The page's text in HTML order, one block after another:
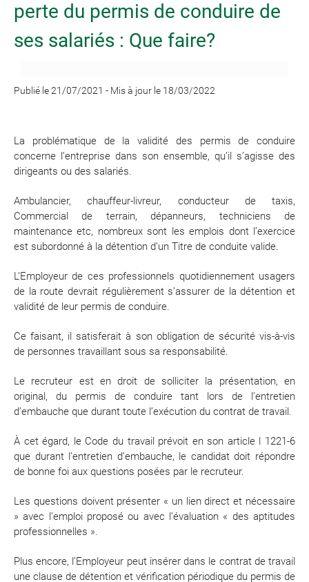
perte du permis de conduire de
ses salariés : Que faire?
Publié le 21/07/2021 - Mis à jour le 18/03/2022
La problématique de la validité des permis de conduire
concerne l’entreprise dans son ensemble, qu’il s’agisse des
dirigeants ou des salariés.
Ambulancier, chauffeur-livreur, conducteur de taxis,
Commercial de terrain, dépanneurs, techniciens de
maintenance etc, nombreux sont les emplois dont l’exercice
est subordonné à la détention d’un Titre de conduite valide.
L’Employeur de ces professionnels quotidiennement usagers
de la route devrait régulièrement s’assurer de la détention et
validité de leur permis de conduire.
Ce faisant, il satisferait à son obligation de sécurité vis-à-vis
de personnes travaillant sous sa responsabilité.
Le recruteur est en droit de solliciter la présentation, en
original, du permis de conduire tant lors de l’entretien
d’embauche que durant toute l’exécution du contrat de travail.
À cet égard, le Code du travail prévoit en son article l 1221-6
que durant l’entretien d’embauche, le candidat doit répondre
de bonne foi aux questions posées par le recruteur.
Les questions doivent présenter « un lien direct et nécessaire
» avec l’emploi proposé ou avec l’évaluation « des aptitudes
professionnelles ».
Plus encore, l’Employeur peut insérer dans le contrat de travail
une clause de détention et vérification périodique du permis de